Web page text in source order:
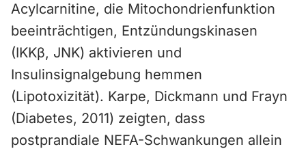
Acylcarnitine, die Mitochondrienfunktion
beeinträchtigen, Entzündungskinasen
(IKKβ, JNK) aktivieren und
Insulinsignalgebung hemmen
(Lipotoxizität). Karpe, Dickmann und Frayn
(Diabetes, 2011) zeigten, dass
postprandiale NEFA-Schwankungen allein